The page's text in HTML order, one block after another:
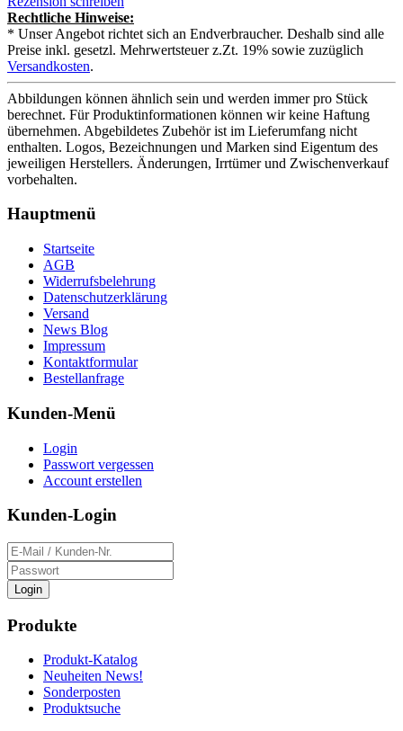
Rechtliche Hinweise:
* Unser Angebot richtet sich an Endverbraucher. Deshalb sind alle
Preise inkl. gesetzl. Mehrwertsteuer z.Zt. 19% sowie zuzüglich
Versandkosten.
Abbildungen können ähnlich sein und werden immer pro Stück
berechnet. Für Produktinformationen können wir keine Haftung
übernehmen. Abgebildetes Zubehör ist im Lieferumfang nicht
enthalten. Logos, Bezeichnungen und Marken sind Eigentum des
jeweiligen Herstellers. Änderungen, Irrtümer und Zwischenverkauf
vorbehalten.
Hauptmenü
Startseite
AGB
Widerrufsbelehrung
Datenschutzerklärung
Versand
News Blog
Impressum
Kontaktformular
Bestellanfrage
Kunden-Menü
Login
Passwort vergessen
Account erstellen
Kunden-Login
Login
Produkte
Produkt-Katalog
Neuheiten News!
Sonderposten
Produktsuche